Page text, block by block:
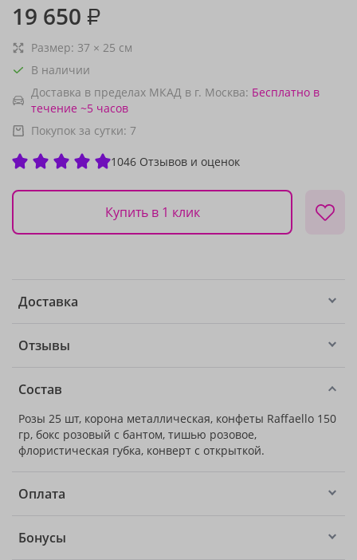
19 650 ₽
Размер: 37 × 25 см
В наличии
Доставка в пределах МКАД в г. Москва: Бесплатно в
течение ~5 часов
Покупок за сутки: 7
1046 Отзывов и оценок
Купить в 1 клик
Доставка
Отзывы
Состав
Розы 25 шт, корона металлическая, конфеты Raffaello 150
гр, бокс розовый с бантом, тишью розовое,
флористическая губка, конверт с открыткой.
Оплата
Бонусы